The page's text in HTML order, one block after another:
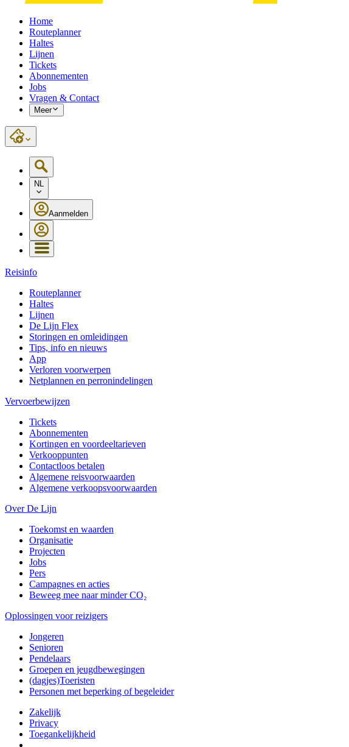
Home
Routeplanner
Haltes
Lijnen
Tickets
Abonnementen
Jobs
Vragen & Contact
Meer
NL
Aanmelden
Reisinfo
Routeplanner
Haltes
Lijnen
De Lijn Flex
Storingen en omleidingen
Tips, info en nieuws
App
Verloren voorwerpen
Netplannen en perronindelingen
Vervoerbewijzen
Tickets
Abonnementen
Kortingen en voordeeltarieven
Verkooppunten
Contactloos betalen
Algemene reisvoorwaarden
Algemene verkoopsvoorwaarden
Over De Lijn
Toekomst en waarden
Organisatie
Projecten
Jobs
Pers
Campagnes en acties
Beweeg mee naar minder CO₂
Oplossingen voor reizigers
Jongeren
Senioren
Pendelaars
Groepen en jeugdbewegingen
(dagjes)Toeristen
Personen met beperking of begeleider
Zakelijk
Privacy
Toegankelijkheid